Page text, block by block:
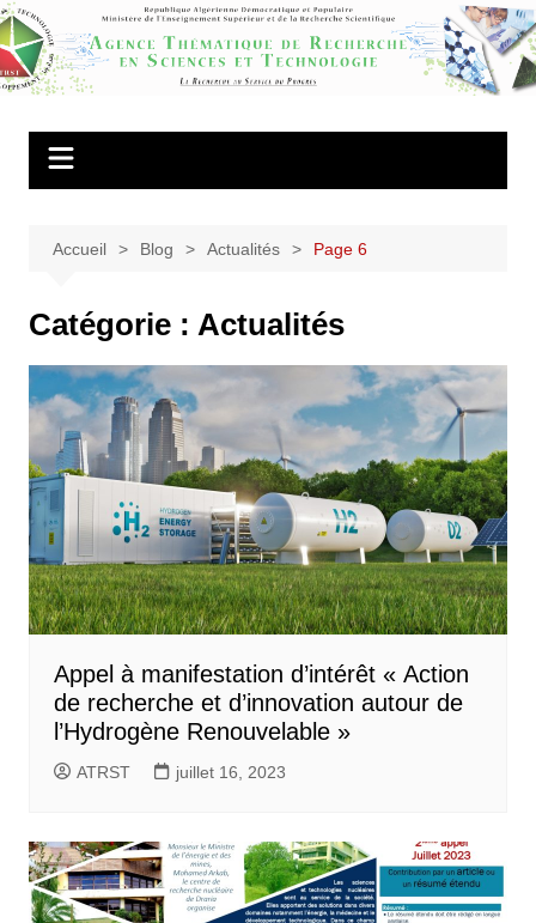
Aller
au
contenu
Agence
Thématique de
Recherche en
Accueil Blog Actualités Page 6
Catégorie : Actualités
Appel à manifestation d’intérêt « Action
de recherche et d’innovation autour de
l’Hydrogène Renouvelable »
ATRST juillet 16, 2023